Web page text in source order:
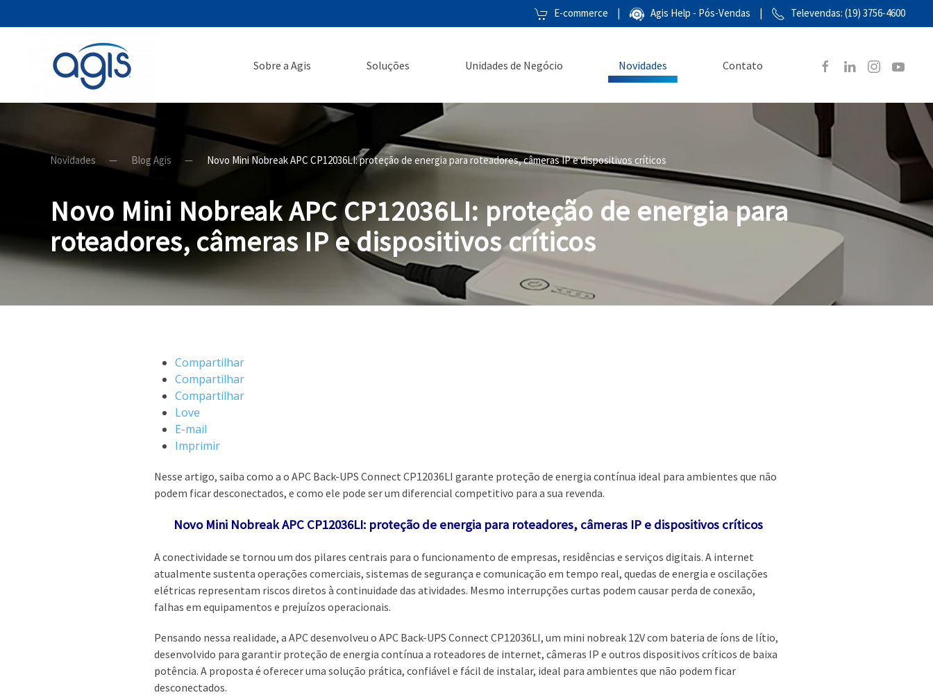
E-commerce | Agis Help - Pós-Vendas | Televendas: (19) 3756-4600
Sobre a Agis Soluções Unidades de Negócio Novidades Contato
Novidades Blog Agis Novo Mini Nobreak APC CP12036LI: proteção de energia para roteadores, câmeras IP e dispositivos críticos
Novo Mini Nobreak APC CP12036LI: proteção de energia para
roteadores, câmeras IP e dispositivos críticos
Compartilhar
Compartilhar
Compartilhar
Love
E-mail
Imprimir
Nesse artigo, saiba como a o APC Back-UPS Connect CP12036LI garante proteção de energia contínua ideal para ambientes que não
podem ficar desconectados, e como ele pode ser um diferencial competitivo para a sua revenda.
Novo Mini Nobreak APC CP12036LI: proteção de energia para roteadores, câmeras IP e dispositivos críticos
A conectividade se tornou um dos pilares centrais para o funcionamento de empresas, residências e serviços digitais. A internet
atualmente sustenta operações comerciais, sistemas de segurança e comunicação em tempo real, quedas de energia e oscilações
elétricas representam riscos diretos à continuidade das atividades. Mesmo interrupções curtas podem causar perda de conexão,
falhas em equipamentos e prejuízos operacionais.
Pensando nessa realidade, a APC desenvolveu o APC Back-UPS Connect CP12036LI, um mini nobreak 12V com bateria de íons de lítio,
desenvolvido para garantir proteção de energia contínua a roteadores de internet, câmeras IP e outros dispositivos críticos de baixa
potência. A proposta é oferecer uma solução prática, confiável e fácil de instalar, ideal para ambientes que não podem ficar
desconectados.